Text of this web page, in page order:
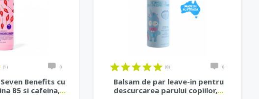
(1) 0
Benefits cu
B5 si cafeina,...
(0) 0
Balsam de par leave-in pentru
descurcarea parului copiilor,...